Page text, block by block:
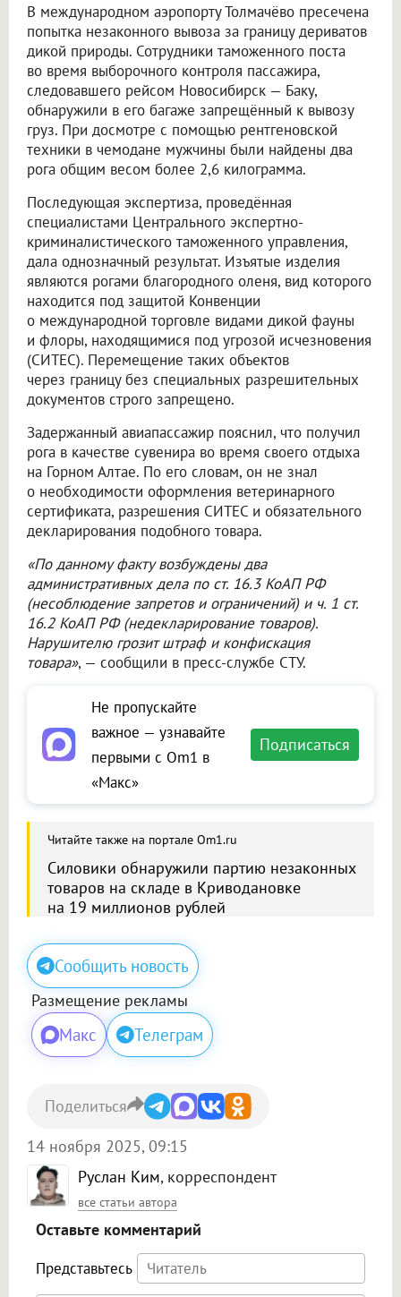
В международном аэропорту Толмачёво пресечена
попытка незаконного вывоза за границу дериватов
дикой природы. Сотрудники таможенного поста
во время выборочного контроля пассажира,
следовавшего рейсом Новосибирск — Баку,
обнаружили в его багаже запрещённый к вывозу
груз. При досмотре с помощью рентгеновской
техники в чемодане мужчины были найдены два
рога общим весом более 2,6 килограмма.
Последующая экспертиза, проведённая
специалистами Центрального экспертно-
криминалистического таможенного управления,
дала однозначный результат. Изъятые изделия
являются рогами благородного оленя, вид которого
находится под защитой Конвенции
о международной торговле видами дикой фауны
и флоры, находящимися под угрозой исчезновения
(СИТЕС). Перемещение таких объектов
через границу без специальных разрешительных
документов строго запрещено.
Задержанный авиапассажир пояснил, что получил
рога в качестве сувенира во время своего отдыха
на Горном Алтае. По его словам, он не знал
о необходимости оформления ветеринарного
сертификата, разрешения СИТЕС и обязательного
декларирования подобного товара.
«По данному факту возбуждены два
административных дела по ст. 16.3 КоАП РФ
(несоблюдение запретов и ограничений) и ч. 1 ст.
16.2 КоАП РФ (недекларирование товаров).
Нарушителю грозит штраф и конфискация
товара», — сообщили в пресс-службе СТУ.
Не пропускайте
важное — узнавайте
первыми с Om1 в
«Макс»
Подписаться
Читайте также на портале Om1.ru
Силовики обнаружили партию незаконных
товаров на складе в Криводановке
на 19 миллионов рублей
Сообщить новость
Размещение рекламы
Макс Телеграм
Руслан Ким, корреспондент
все статьи автора
14 ноября 2025, 09:15
Поделиться
Оставьте комментарий
Представьтесь